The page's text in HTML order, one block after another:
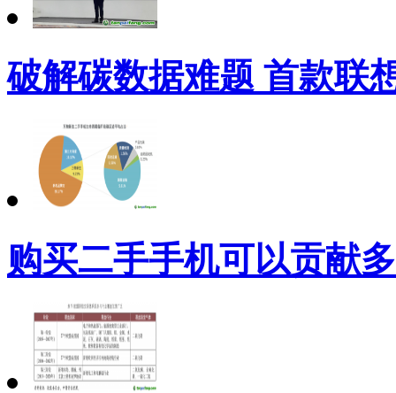
破解碳数据难题 首款联
购买二手手机可以贡献